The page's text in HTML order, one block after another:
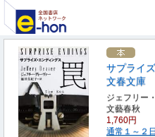
サプライ
文春文庫
ジェフリー
文藝春秋
1,760円
通常１～２